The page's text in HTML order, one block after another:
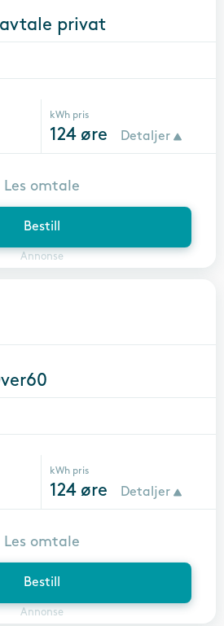
privat
kWh pris
124øre Detaljer
Bestill
Annonse
Les omtale
kWh pris
124øre Detaljer
Bestill
Annonse
Les omtale